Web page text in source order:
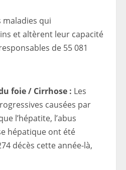
maladies qui
et altèrent leur capacité
de 55 081
foie / Cirrhose : Les
causées par
l’hépatite, l’abus
hépatique ont été
décès cette année-là,